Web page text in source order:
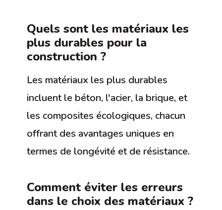
Quels sont les matériaux les
plus durables pour la
construction ?
Les matériaux les plus durables
incluent le béton, l'acier, la brique, et
les composites écologiques, chacun
offrant des avantages uniques en
termes de longévité et de résistance.
Comment éviter les erreurs
dans le choix des matériaux ?